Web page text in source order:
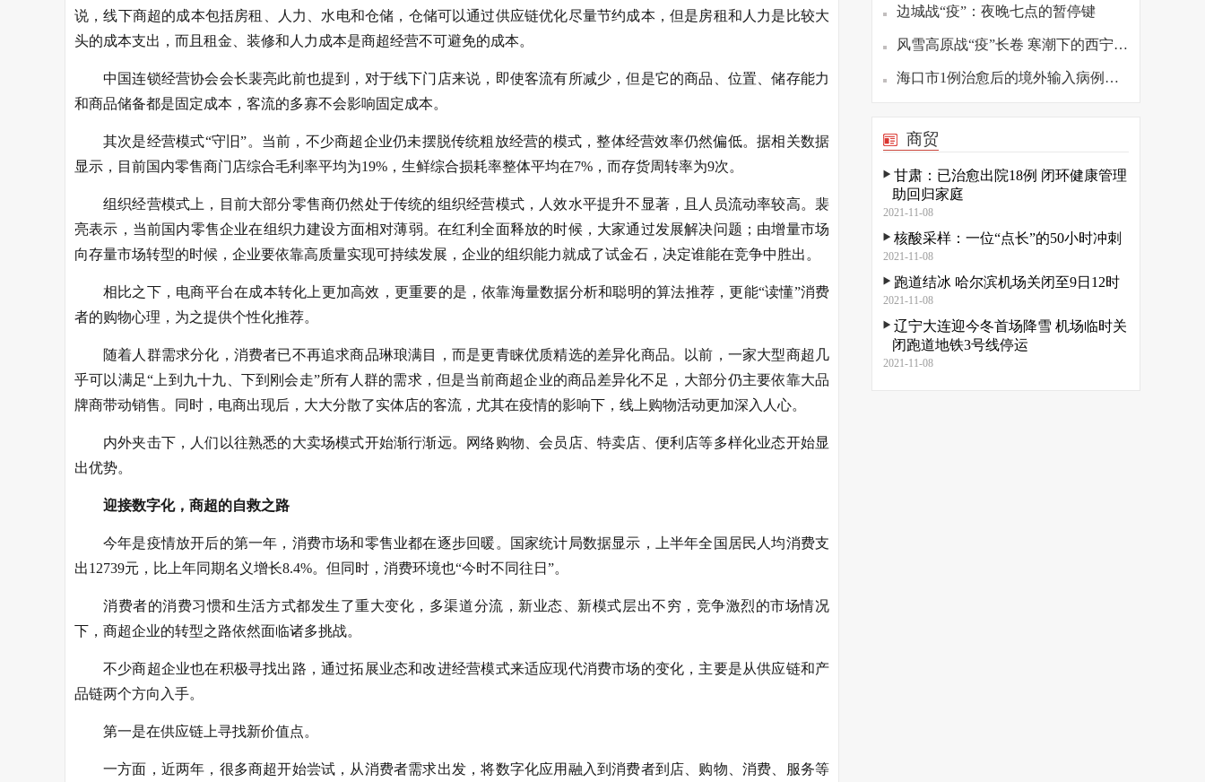
说，线下商超的成本包括房租、人力、水电和仓储，仓储可以通过供应链优化尽量节约成本，但是房租和人力是比较大
头的成本支出，而且租金、装修和人力成本是商超经营不可避免的成本。
中国连锁经营协会会长裴亮此前也提到，对于线下门店来说，即使客流有所减少，但是它的商品、位置、储存能力
和商品储备都是固定成本，客流的多寡不会影响固定成本。
其次是经营模式“守旧”。当前，不少商超企业仍未摆脱传统粗放经营的模式，整体经营效率仍然偏低。据相关数据
显示，目前国内零售商门店综合毛利率平均为19%，生鲜综合损耗率整体平均在7%，而存货周转率为9次。
组织经营模式上，目前大部分零售商仍然处于传统的组织经营模式，人效水平提升不显著，且人员流动率较高。裴
亮表示，当前国内零售企业在组织力建设方面相对薄弱。在红利全面释放的时候，大家通过发展解决问题；由增量市场
向存量市场转型的时候，企业要依靠高质量实现可持续发展，企业的组织能力就成了试金石，决定谁能在竞争中胜出。
相比之下，电商平台在成本转化上更加高效，更重要的是，依靠海量数据分析和聪明的算法推荐，更能“读懂”消费
者的购物心理，为之提供个性化推荐。
随着人群需求分化，消费者已不再追求商品琳琅满目，而是更青睐优质精选的差异化商品。以前，一家大型商超几
乎可以满足“上到九十九、下到刚会走”所有人群的需求，但是当前商超企业的商品差异化不足，大部分仍主要依靠大品
牌商带动销售。同时，电商出现后，大大分散了实体店的客流，尤其在疫情的影响下，线上购物活动更加深入人心。
内外夹击下，人们以往熟悉的大卖场模式开始渐行渐远。网络购物、会员店、特卖店、便利店等多样化业态开始显
出优势。
迎接数字化，商超的自救之路
今年是疫情放开后的第一年，消费市场和零售业都在逐步回暖。国家统计局数据显示，上半年全国居民人均消费支
出12739元，比上年同期名义增长8.4%。但同时，消费环境也“今时不同往日”。
消费者的消费习惯和生活方式都发生了重大变化，多渠道分流，新业态、新模式层出不穷，竞争激烈的市场情况
下，商超企业的转型之路依然面临诸多挑战。
不少商超企业也在积极寻找出路，通过拓展业态和改进经营模式来适应现代消费市场的变化，主要是从供应链和产
品链两个方向入手。
第一是在供应链上寻找新价值点。
一方面，近两年，很多商超开始尝试，从消费者需求出发，将数字化应用融入到消费者到店、购物、消费、服务等
边城战“疫”：夜晚七点的暂停键
风雪高原战“疫”长卷 寒潮下的西宁疫情防控观察
海口市1例治愈后的境外输入病例复阳 已转至定点医院隔离
商贸
甘肃：已治愈出院18例 闭环健康管理
助回归家庭
2021-11-08
核酸采样：一位“点长”的50小时冲刺
2021-11-08
跑道结冰 哈尔滨机场关闭至9日12时
2021-11-08
辽宁大连迎今冬首场降雪 机场临时关
闭跑道地铁3号线停运
2021-11-08